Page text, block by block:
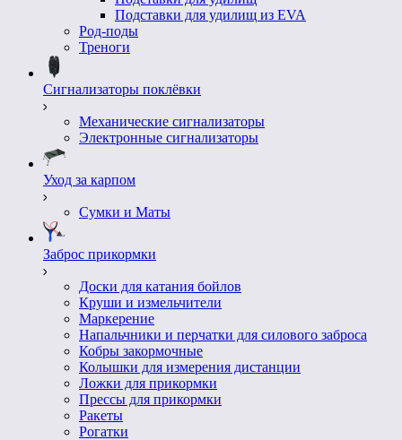
Подставки для удилищ из EVA
Род-поды
Треноги
Сигнализаторы поклёвки
Механические сигнализаторы
Электронные сигнализаторы
Уход за карпом
Сумки и Маты
Заброс прикормки
Доски для катания бойлов
Круши и измельчители
Маркерение
Напальчники и перчатки для силового заброса
Кобры закормочные
Колышки для измерения дистанции
Ложки для прикормки
Пресcы для прикормки
Ракеты
Рогатки